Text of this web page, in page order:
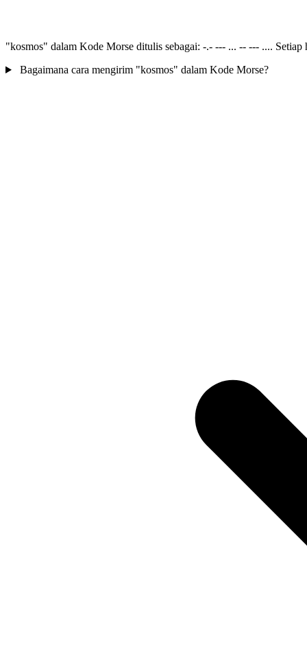
"kosmos" dalam Kode Morse ditulis sebagai: -.- --- ... -- --- ....
Bagaimana cara mengirim "kosmos" dalam Kode Morse?